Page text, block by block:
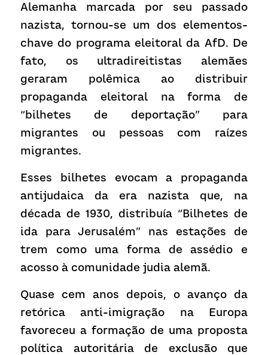
Alemanha marcada por seu passado
nazista, tornou-se um dos elementos-
chave do programa eleitoral da AfD. De
fato, os ultradireitistas alemães
geraram polêmica ao distribuir
propaganda eleitoral na forma de
“bilhetes de deportação” para
migrantes ou pessoas com raízes
migrantes.
Esses bilhetes evocam a propaganda
antijudaica da era nazista que, na
década de 1930, distribuía “Bilhetes de
ida para Jerusalém” nas estações de
trem como uma forma de assédio e
acosso à comunidade judia alemã.
Quase cem anos depois, o avanço da
retórica anti-imigração na Europa
favoreceu a formação de uma proposta
política autoritária de exclusão que